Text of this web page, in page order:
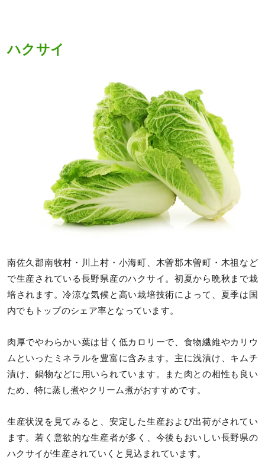
ハクサイ
南佐久郡南牧村・川上村・小海町、木曽郡木曽町・木祖など
で生産されている長野県産のハクサイ。初夏から晩秋まで栽
培されます。冷涼な気候と高い栽培技術によって、夏季は国
内でもトップのシェア率となっています。
肉厚でやわらかい葉は甘く低カロリーで、食物繊維やカリウ
ムといったミネラルを豊富に含みます。主に浅漬け、キムチ
漬け、鍋物などに用いられています。また肉との相性も良い
ため、特に蒸し煮やクリーム煮がおすすめです。
生産状況を見てみると、安定した生産および出荷がされてい
ます。若く意欲的な生産者が多く、今後もおいしい長野県の
ハクサイが生産されていくと見込まれています。